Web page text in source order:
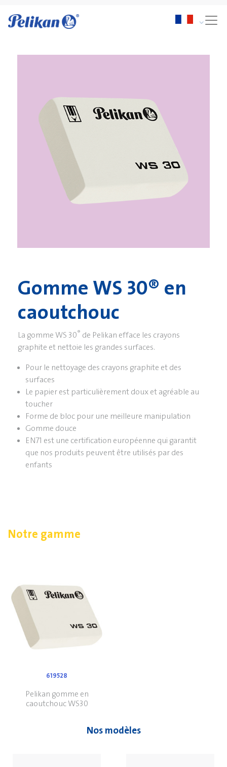
Gomme WS 30® en
caoutchouc
La gomme WS 30® de Pelikan efface les crayons
graphite et nettoie les grandes surfaces.
Pour le nettoyage des crayons graphite et des
surfaces
Le papier est particulièrement doux et agréable au
toucher
Forme de bloc pour une meilleure manipulation
Gomme douce
EN71 est une certification européenne qui garantit
que nos produits peuvent être utilisés par des
enfants
Notre gamme
619528
Pelikan gomme en
caoutchouc WS30
Nos modèles